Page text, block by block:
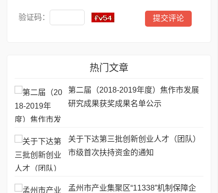
验证码：
热门文章
第二届（2018-2019年度）焦作市发展
研究成果获奖成果名单公示
关于下达第三批创新创业人才（团队）
市级首次扶持资金的通知
孟州市产业集聚区“11338”机制保障企